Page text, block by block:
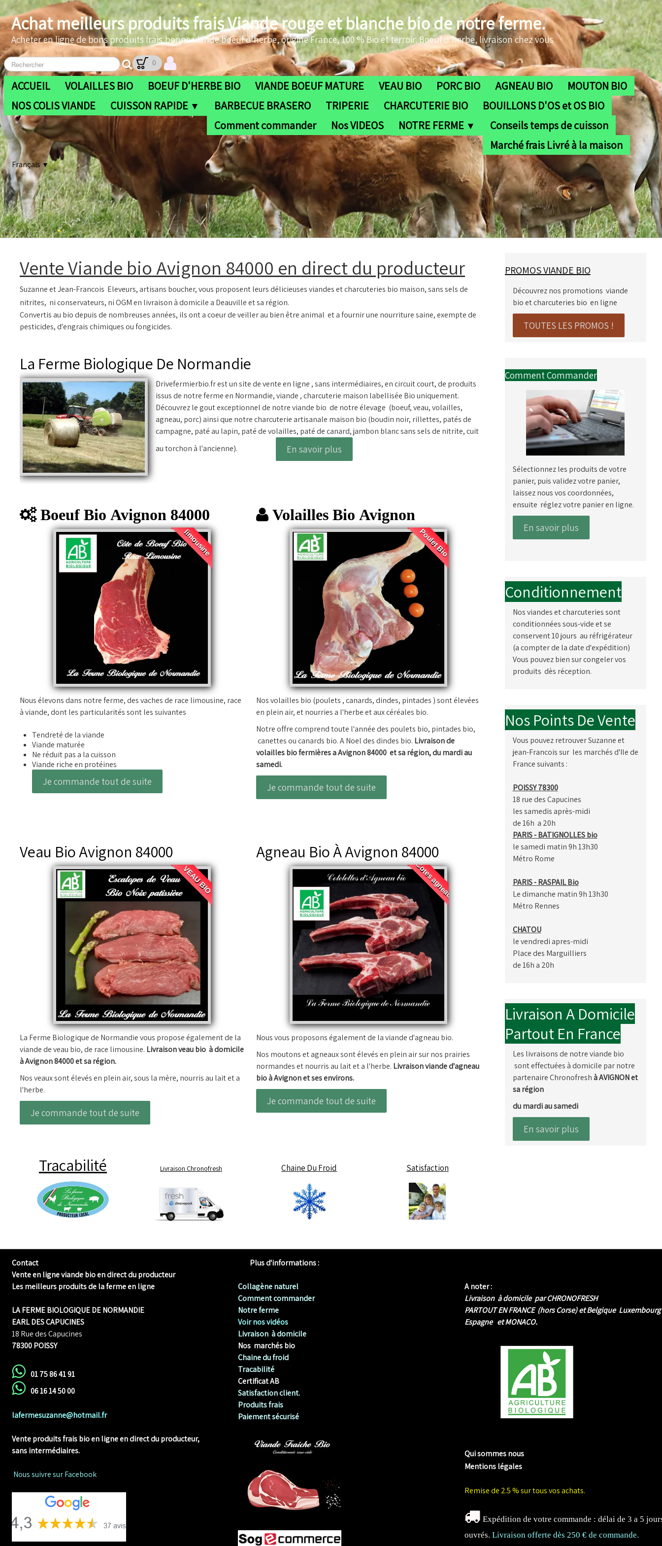
Achat meilleurs produits frais Viande rouge et blanche bio de notre ferme.
Acheter en ligne de bons produits frais,bonne viande boeuf d'herbe, origine France, 100 % Bio et terroir. Boeuf d'herbe, livraison chez vous
0
ACCUEIL VOLAILLES BIO BOEUF D'HERBE BIO VIANDE BOEUF MATURE VEAU BIO PORC BIO AGNEAU BIO
MOUTON BIO
NOS COLIS VIANDE
CUISSON RAPIDE ▼ BARBECUE BRASERO TRIPERIE CHARCUTERIE BIO
BOUILLONS D'OS et OS BIO
Comment commander
Nos VIDEOS NOTRE FERME ▼
Conseils temps de cuisson
Marché frais Livré à la maison
Français▼
Vente Viande bio Avignon 84000 en direct du producteur
Suzanne et Jean-Francois Eleveurs, artisans boucher, vous proposent leurs délicieuses viandes et charcuteries bio maison, sans sels de
nitrites, ni conservateurs, ni OGM en livraison à domicile a Deauville et sa région.
Convertis au bio depuis de nombreuses années, ils ont a coeur de veiller au bien être animal et a fournir une nourriture saine, exempte de
pesticides, d'engrais chimiques ou fongicides.
La Ferme Biologique De Normandie
Drivefermierbio.fr est un site de vente en ligne , sans intermédiaires, en circuit court, de produits
issus de notre ferme en Normandie, viande , charcuterie maison labellisée Bio uniquement.
Découvrez le gout exceptionnel de notre viande bio de notre élevage (boeuf, veau, volailles,
agneau, porc) ainsi que notre charcuterie artisanale maison bio (boudin noir, rillettes, patés de
campagne, paté au lapin, paté de volailles, paté de canard, jambon blanc sans sels de nitrite, cuit
au torchon à l'ancienne).
En savoir plus
Boeuf Bio Avignon 84000
limousine
Nous élevons dans notre ferme, des vaches de race limousine, race
à viande, dont les particularités sont les suivantes
Tendreté de la viande
Viande maturée
Ne réduit pas a la cuisson
Viande riche en protéines
Je commande tout de suite
Volailles Bio Avignon
Poulet Bio
Nos volailles bio (poulets , canards, dindes, pintades ) sont élevées
en plein air, et nourries a l'herbe et aux céréales bio.
Notre offre comprend toute l'année des poulets bio, pintades bio,
canettes ou canards bio. A Noel des dindes bio. Livraison de
volailles bio fermières a Avignon 84000 et sa région, du mardi au
samedi.
Je commande tout de suite
Veau Bio Avignon 84000
VEAU BIO
La Ferme Biologique de Normandie vous propose également de la
viande de veau bio, de race limousine. Livraison veau bio à domicile
à Avignon 84000 et sa région.
Nos veaux sont élevés en plein air, sous la mère, nourris au lait et a
l'herbe.
Je commande tout de suite
Agneau Bio À Avignon 84000
Cotes agneau
Nous vous proposons également de la viande d'agneau bio.
Nos moutons et agneaux sont élevés en plein air sur nos prairies
normandes et nourris au lait et a l'herbe. Livraison viande d'agneau
bio à Avignon et ses environs.
Je commande tout de suite
Tracabilité Livraison Chronofresh Chaine Du Froid Satisfaction
PROMOS VIANDE BIO
Découvrez nos promotions viande
bio et charcuteries bio en ligne
TOUTES LES PROMOS !
Comment Commander
Sélectionnez les produits de votre
panier, puis validez votre panier,
laissez nous vos coordonnées,
ensuite réglez votre panier en ligne.
En savoir plus
Conditionnement
Nos viandes et charcuteries sont
conditionnées sous-vide et se
conservent 10 jours au réfrigérateur
(a compter de la date d'expédition)
Vous pouvez bien sur congeler vos
produits dès réception.
Nos Points De Vente
Vous pouvez retrouver Suzanne et
jean-Francois sur les marchés d'Ile de
France suivants :
POISSY 78300
18 rue des Capucines
les samedis après-midi
de 16h a 20h
PARIS - BATIGNOLLES bio
le samedi matin 9h 13h30
Métro Rome
PARIS - RASPAIL Bio
Le dimanche matin 9h 13h30
Métro Rennes
CHATOU
le vendredi apres-midi
Place des Marguilliers
de 16h a 20h
Livraison A Domicile
Partout En France
Les livraisons de notre viande bio
sont effectuées à domicile par notre
partenaire Chronofreshà AVIGNON et
sa région
du mardi au samedi
En savoir plus
Contact
Vente en ligne viande bio en direct du producteur
Les meilleurs produits de la ferme en ligne
LA FERME BIOLOGIQUE DE NORMANDIE
EARL DES CAPUCINES
18 Rue des Capucines
78300 POISSY
01 75 86 41 91
06 16 14 50 00
lafermesuzanne@hotmail.fr
Vente produits frais bio en ligneen direct du producteur,
sans intermédiaires.
Nous suivre sur Facebook
Plus d'informations :
Collagène naturel
Comment commander
Notre ferme
Voir nos vidéos
Livraison à domicile
Nos marchés bio
Chaine du froid
Tracabilité
Certificat AB
Satisfaction client.
Produits frais
Paiement sécurisé
A noter :
Livraison à domicile par CHRONOFRESH
PARTOUT EN FRANCE (hors Corse) et Belgique Luxembourg
Espagne et MONACO.
Qui sommes nous
Mentions légales
Remise de 2.5 % sur tous vos achats.
Expédition de votre commande : délai de 3 a 5
ouvrés. Livraison offerte dès 250 € de commande.